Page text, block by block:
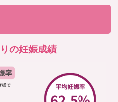
の妊娠成績